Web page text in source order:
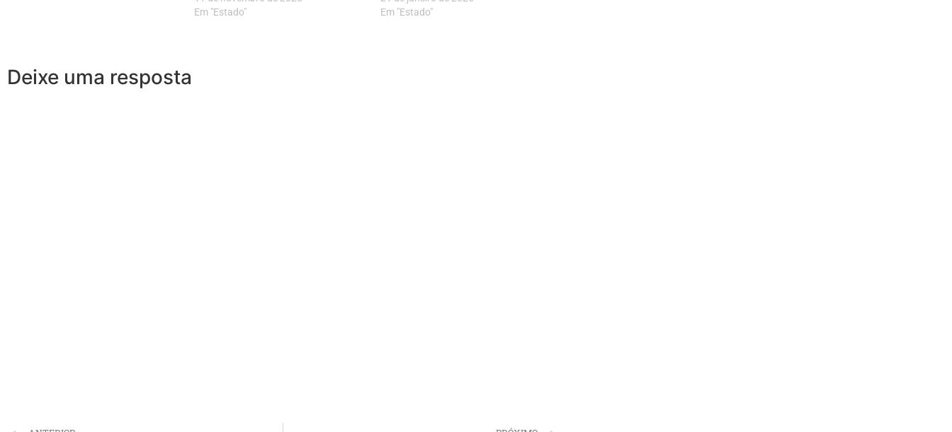
Em "Estado"
Em "Estado"
Deixe uma resposta